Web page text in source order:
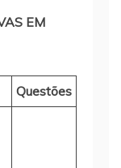
EM
Questões